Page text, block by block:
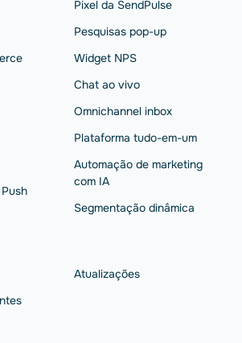
Pixel da SendPulse
Pesquisas pop-up
Widget NPS
Chat ao vivo
Omnichannel inbox
Plataforma tudo-em-um
Automação de marketing
com IA
Segmentação dinâmica
Atualizações